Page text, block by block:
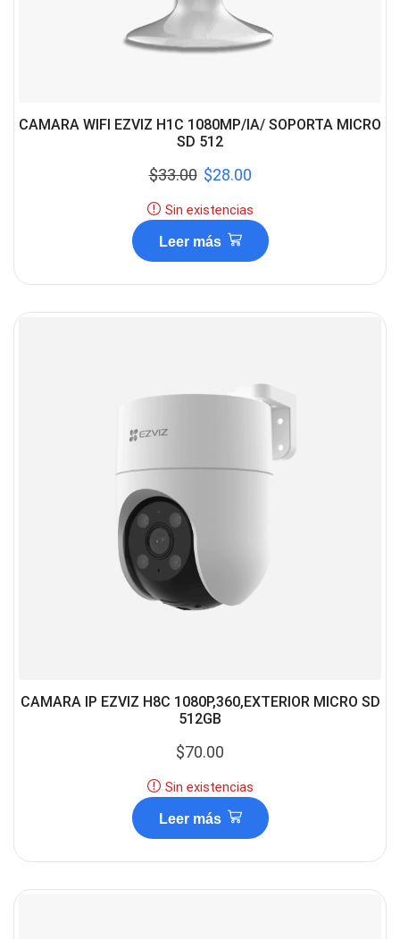
CAMARA WIFI EZVIZ H1C 1080MP/IA/ SOPORTA MICRO
SD 512
$33.00 $28.00
Sin existencias
Leer más
CAMARA IP EZVIZ H8C 1080P,360,EXTERIOR MICRO SD
512GB
$70.00
Sin existencias
Leer más